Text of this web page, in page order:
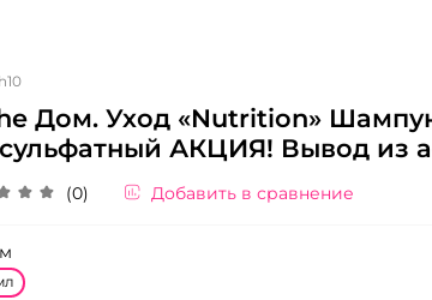
Дом. Уход «Nutrition»
АКЦИЯ! Вывод из
(0) Добавить в сравнение